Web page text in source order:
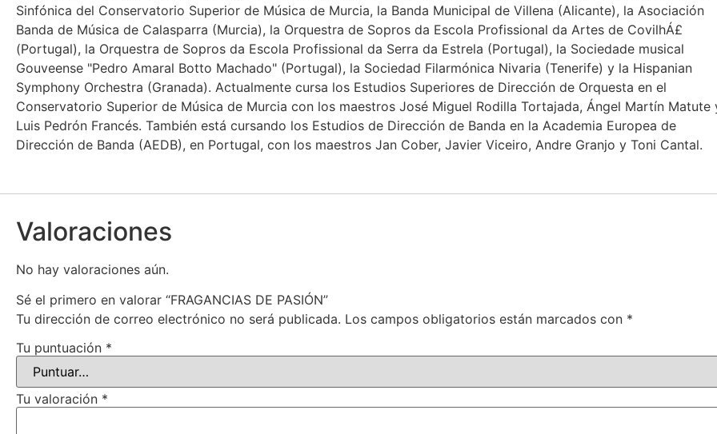
Sinfónica del Conservatorio Superior de Música de Murcia, la Banda Municipal de Villena (Alicante), la Asociación
Banda de Música de Calasparra (Murcia), la Orquestra de Sopros da Escola Profissional da Artes de CovilhÁ£
(Portugal), la Orquestra de Sopros da Escola Profissional da Serra da Estrela (Portugal), la Sociedade musical
Gouveense "Pedro Amaral Botto Machado" (Portugal), la Sociedad Filarmónica Nivaria (Tenerife) y la Hispanian
Symphony Orchestra (Granada). Actualmente cursa los Estudios Superiores de Dirección de Orquesta en el
Conservatorio Superior de Música de Murcia con los maestros José Miguel Rodilla Tortajada, Ángel Martín Matute
Luis Pedrón Francés. También está cursando los Estudios de Dirección de Banda en la Academia Europea de
Dirección de Banda (AEDB), en Portugal, con los maestros Jan Cober, Javier Viceiro, Andre Granjo y Toni Cantal.
Valoraciones
No hay valoraciones aún.
Sé el primero en valorar “FRAGANCIAS DE PASIÓN”
Tu dirección de correo electrónico no será publicada. Los campos obligatorios están marcados con *
Tu puntuación *
Tu valoración *